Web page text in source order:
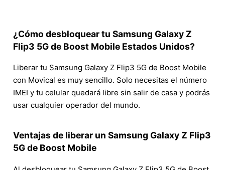
¿Cómo desbloquear tu Samsung Galaxy Z
Flip3 5G de Boost Mobile Estados Unidos?
Liberar tu Samsung Galaxy Z Flip3 5G de Boost Mobile
con Movical es muy sencillo. Solo necesitas el número
IMEI y tu celular quedará libre sin salir de casa y podrás
usar cualquier operador del mundo.
Ventajas de liberar un Samsung Galaxy Z Flip3
5G de Boost Mobile